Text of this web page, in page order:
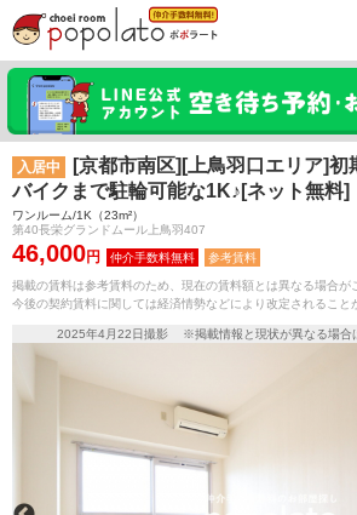
入居中
[京都市南区][上鳥羽口エリア]初
バイクまで駐輪可能な1K♪[ネット無料]
ワンルーム/1K（23m²）
第40長栄グランドムール上鳥羽407
46,000円 参考賃料
掲載の賃料は参考賃料のため、現在の賃料額とは異なる場合が
今後の契約賃料に関しては経済情勢などにより改定されること
2025年4月22日撮影 ※掲載情報と現状が異なる場合